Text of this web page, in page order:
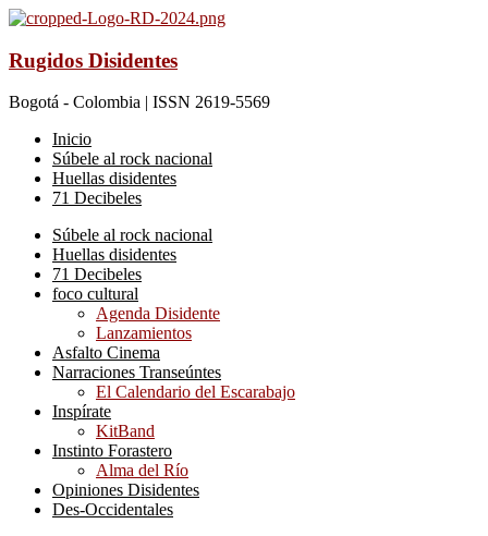
Rugidos Disidentes
Bogotá - Colombia | ISSN 2619-5569
Inicio
Súbele al rock nacional
Huellas disidentes
71 Decibeles
Súbele al rock nacional
Huellas disidentes
71 Decibeles
foco cultural
Agenda Disidente
Lanzamientos
Asfalto Cinema
Narraciones Transeúntes
El Calendario del Escarabajo
Inspírate
KitBand
Instinto Forastero
Alma del Río
Opiniones Disidentes
Des-Occidentales